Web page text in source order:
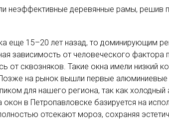
неэффективные деревянные рамы, решив
еще 15–20 лет назад, то доминирующим
зависимость от человеческого
от сквозняков. Такие окна имели низкий
на рынок вышли первые
для нашего региона, так как
в Петропавловске базируется на
отсекают мороз, сохраняя